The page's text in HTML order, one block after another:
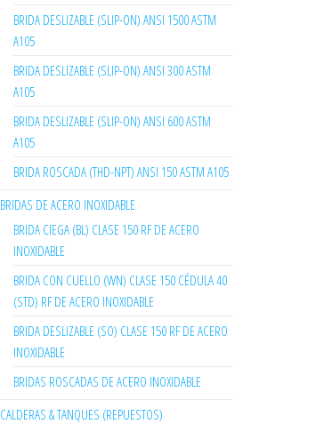
BRIDA DESLIZABLE (SLIP-ON) ANSI 1500 ASTM
A105
BRIDA DESLIZABLE (SLIP-ON) ANSI 300 ASTM
A105
BRIDA DESLIZABLE (SLIP-ON) ANSI 600 ASTM
A105
BRIDA ROSCADA (THD-NPT) ANSI 150 ASTM A105
BRIDAS DE ACERO INOXIDABLE
BRIDA CIEGA (BL) CLASE 150 RF DE ACERO
INOXIDABLE
BRIDA CON CUELLO (WN) CLASE 150 CÉDULA 40
(STD) RF DE ACERO INOXIDABLE
BRIDA DESLIZABLE (SO) CLASE 150 RF DE ACERO
INOXIDABLE
BRIDAS ROSCADAS DE ACERO INOXIDABLE
CALDERAS & TANQUES (REPUESTOS)